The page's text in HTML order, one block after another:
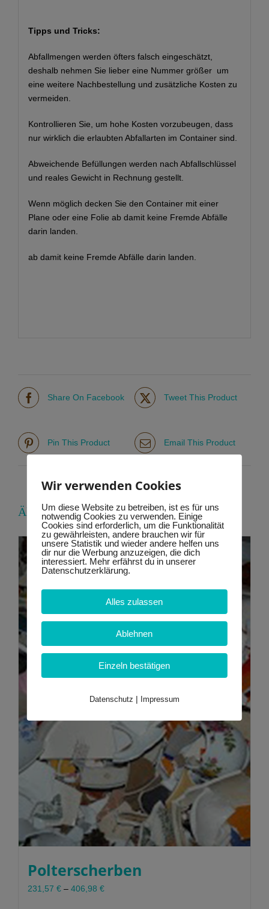
Tipps und Tricks:
Abfallmengen werden öfters falsch eingeschätzt,
deshalb nehmen Sie lieber eine Nummer größer um
eine weitere Nachbestellung und zusätzliche Kosten zu
vermeiden.
Kontrollieren Sie, um hohe Kosten vorzubeugen, dass
nur wirklich die erlaubten Abfallarten im Container sind.
Abweichende Befüllungen werden nach Abfallschlüssel
und reales Gewicht in Rechnung gestellt.
Wenn möglich decken Sie den Container mit einer
Plane oder eine Folie ab damit keine Fremde Abfälle
darin landen.
ab damit keine Fremde Abfälle darin landen.
Share On Facebook Tweet This Product
Pin This Product Email This Product
Ähnliche Produkte
Polterscherben
231,57 € – 406,98 €
Wir verwenden Cookies
Um diese Website zu betreiben, ist es für uns
notwendig Cookies zu verwenden. Einige
Cookies sind erforderlich, um die Funktionalität
zu gewährleisten, andere brauchen wir für
unsere Statistik und wieder andere helfen uns
dir nur die Werbung anzuzeigen, die dich
interessiert. Mehr erfährst du in unserer
Datenschutzerklärung.
Alles zulassen
Ablehnen
Einzeln bestätigen
Datenschutz | Impressum